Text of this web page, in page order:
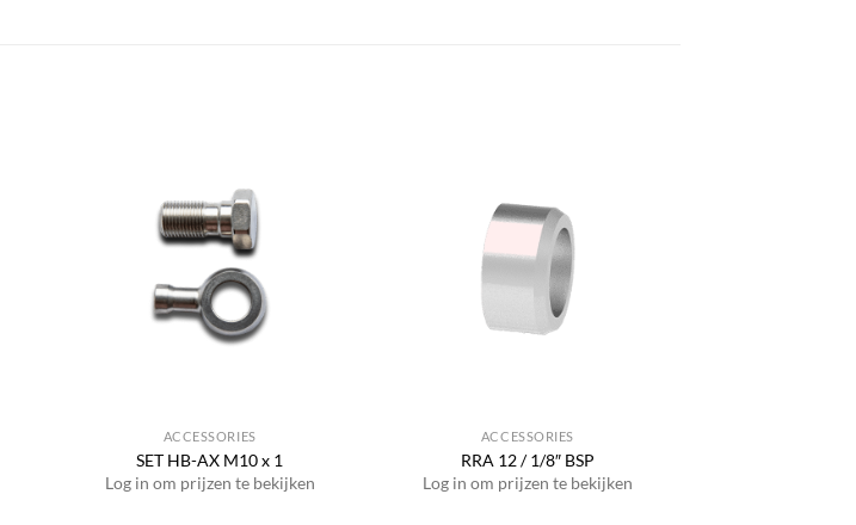
ACCESSORIES
SET HB-AX M10 x 1
Log in om prijzen te bekijken
ACCESSORIES
RRA 12 / 1/8″ BSP
Log in om prijzen te bekijken